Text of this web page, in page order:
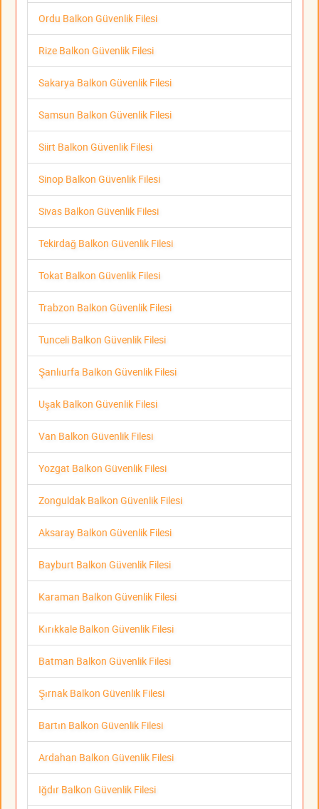
Ordu Balkon Güvenlik Filesi
Rize Balkon Güvenlik Filesi
Sakarya Balkon Güvenlik Filesi
Samsun Balkon Güvenlik Filesi
Siirt Balkon Güvenlik Filesi
Sinop Balkon Güvenlik Filesi
Sivas Balkon Güvenlik Filesi
Tekirdağ Balkon Güvenlik Filesi
Tokat Balkon Güvenlik Filesi
Trabzon Balkon Güvenlik Filesi
Tunceli Balkon Güvenlik Filesi
Şanlıurfa Balkon Güvenlik Filesi
Uşak Balkon Güvenlik Filesi
Van Balkon Güvenlik Filesi
Yozgat Balkon Güvenlik Filesi
Zonguldak Balkon Güvenlik Filesi
Aksaray Balkon Güvenlik Filesi
Bayburt Balkon Güvenlik Filesi
Karaman Balkon Güvenlik Filesi
Kırıkkale Balkon Güvenlik Filesi
Batman Balkon Güvenlik Filesi
Şırnak Balkon Güvenlik Filesi
Bartın Balkon Güvenlik Filesi
Ardahan Balkon Güvenlik Filesi
Iğdır Balkon Güvenlik Filesi